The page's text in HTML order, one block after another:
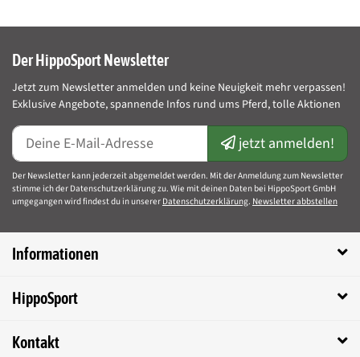
Der HippoSport Newsletter
Jetzt zum Newsletter anmelden und keine Neuigkeit mehr verpassen!
Exklusive Angebote, spannende Infos rund ums Pferd, tolle Aktionen
jetzt anmelden!
Der Newsletter kann jederzeit abgemeldet werden. Mit der Anmeldung zum Newsletter
stimme ich der Datenschutzerklärung zu. Wie mit deinen Daten bei HippoSport GmbH
umgegangen wird findest du in unserer Datenschutzerklärung. Newsletter abbstellen
Informationen
HippoSport
Kontakt